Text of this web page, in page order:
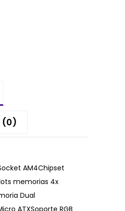
(0)
AM4Chipset
memorias 4x
Dual